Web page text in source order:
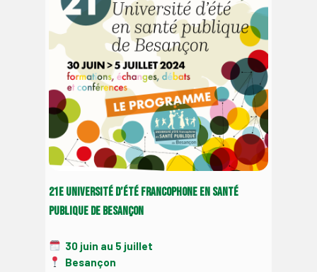
21e Université d’été francophone en santé
publique de Besançon
30 juin au 5 juillet
Besançon